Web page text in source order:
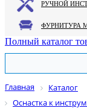
Полный каталог
Главная
Каталог
Оснастка к